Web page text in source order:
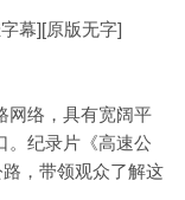
幕][原版无字]
网络，具有宽阔平
。纪录片《高速公
，带领观众了解这